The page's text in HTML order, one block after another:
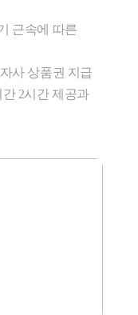
근속에 따른
사 상품권 지급
2시간 제공과